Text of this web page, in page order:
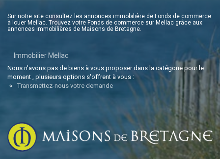
Sur notre site consultez les annonces immobilière de Fonds de commerce
à louer Mellac. Trouvez votre Fonds de commerce sur Mellac grâce aux
annonces immobilières de Maisons de Bretagne.
Immobilier Mellac
Nous n'avons pas de biens à vous proposer dans la catégorie pour le
moment , plusieurs options s'offrent à vous :
Transmettez-nous votre demande